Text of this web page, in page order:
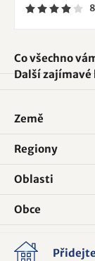
8
Co všechno
Další
Země
Regiony
Oblasti
Obce